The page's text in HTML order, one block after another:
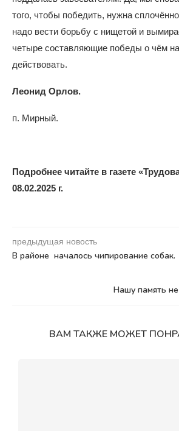
того, чтобы победить, нужна
надо вести борьбу с нищетой и
четыре составляющие победы о чём
действовать.
Леонид Орлов.
п. Мирный.
Подробнее читайте в газете
08.02.2025 г.
предыдущая новость
В районе началось чипирование собак.
Нашу память
ВАМ ТАКЖЕ МОЖЕТ